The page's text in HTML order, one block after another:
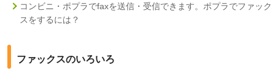
コンビニ・ポプラでfaxを送信・受信できます。ポプラでファック
スをするには？
ファックスのいろいろ